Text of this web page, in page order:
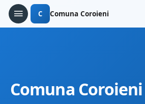
C Comuna Coroieni
Comuna Coroieni